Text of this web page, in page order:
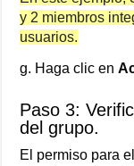
y 2 miembros
usuarios.
g. Haga clic en
Paso 3:
del grupo.
El permiso para